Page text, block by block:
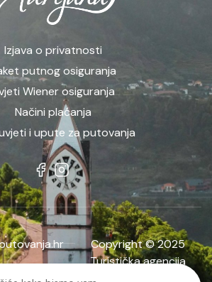
Izjava o privatnosti
putnog osiguranja
Wiener osiguranja
Načini plaćanja
i upute za putovanja
Copyright © 2025
Turistička agencija
ADRIJANA | Sva prava